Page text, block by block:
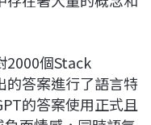
2000個Stack
答案進行了語言特
的答案使用正式且